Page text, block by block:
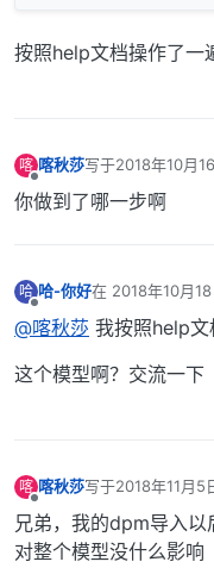
按照help文档操作了一
喀 喀秋莎写于2018年10月
最后由 编辑
你做到了哪一步啊
哈 哈-你好在 2018年10月
最后由 编辑
@喀秋莎 我按照help文
这个模型啊？交流一下
喀 喀秋莎写于2018年11月5
最后由 编辑
兄弟，我的dpm导入
对整个模型没什么影响